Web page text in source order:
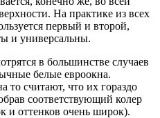
На практике из всех
первый и второй,
и универсальны.
в большинстве случаев
белые евроокна.
то считают, что их гораздо
соответствующий колер
и оттенков очень широк).